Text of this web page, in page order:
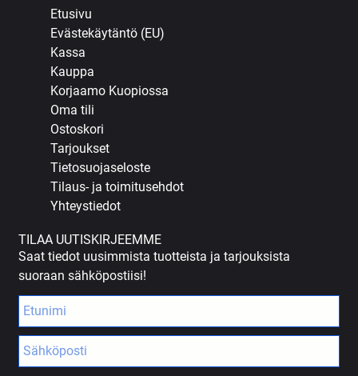
Etusivu
Evästekäytäntö (EU)
Kassa
Kauppa
Korjaamo Kuopiossa
Oma tili
Ostoskori
Tarjoukset
Tietosuojaseloste
Tilaus- ja toimitusehdot
Yhteystiedot
TILAA UUTISKIRJEEMME
Saat tiedot uusimmista tuotteista ja tarjouksista
suoraan sähköpostiisi!